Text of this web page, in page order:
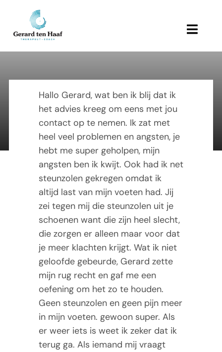
inhoud
Toggle
Behandeling en therapie
Referenties
Over Gerard
Actueel
Tarieven
Contact
Carla
19 April 2016
Hallo Gerard, wat ben ik blij dat ik
het advies kreeg om eens met jou
contact op te nemen. Ik zat met
heel veel problemen en angsten, je
hebt me super geholpen, mijn
angsten ben ik kwijt. Ook had ik net
steunzolen gekregen omdat ik
altijd last van mijn voeten had. Jij
zei tegen mij die steunzolen uit je
schoenen want die zijn heel slecht,
die zorgen er alleen maar voor dat
je meer klachten krijgt. Wat ik niet
geloofde gebeurde, Gerard zette
mijn rug recht en gaf me een
oefening om het zo te houden.
Geen steunzolen en geen pijn meer
in mijn voeten. gewoon super. Als
er weer iets is weet ik zeker dat ik
terug ga. Als iemand mij vraagt